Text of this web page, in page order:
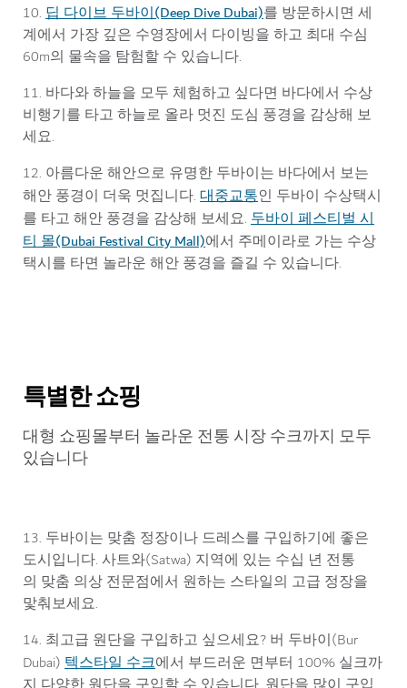
10. 딥 다이브 두바이(Deep Dive Dubai)를 방문하시면 세
계에서 가장 깊은 수영장에서 다이빙을 하고 최대 수심
60m의 물속을 탐험할 수 있습니다.
11. 바다와 하늘을 모두 체험하고 싶다면 바다에서 수상
비행기를 타고 하늘로 올라 멋진 도심 풍경을 감상해 보
세요.
12. 아름다운 해안으로 유명한 두바이는 바다에서 보는
해안 풍경이 더욱 멋집니다. 대중교통인 두바이 수상택시
를 타고 해안 풍경을 감상해 보세요. 두바이 페스티벌 시
티 몰(Dubai Festival City Mall)에서 주메이라로 가는 수상
택시를 타면 놀라운 해안 풍경을 즐길 수 있습니다.
특별한 쇼핑
대형 쇼핑몰부터 놀라운 전통 시장 수크까지 모두
있습니다
13. 두바이는 맞춤 정장이나 드레스를 구입하기에 좋은
도시입니다. 사트와(Satwa) 지역에 있는 수십 년 전통
의 맞춤 의상 전문점에서 원하는 스타일의 고급 정장을
맟춰보세요.
14. 최고급 원단을 구입하고 싶으세요? 버 두바이(Bur
Dubai) 텍스타일 수크에서 부드러운 면부터 100% 실크까